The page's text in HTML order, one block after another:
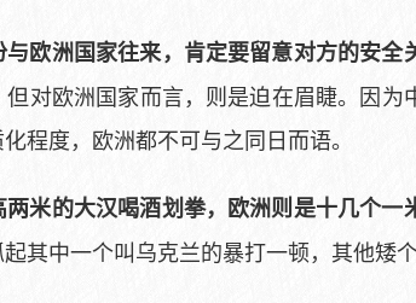
欧洲国家往来，肯定要留意对方的安全
对欧洲国家而言，则是迫在眉睫。因为
程度，欧洲都不可与之同日而语。
米的大汉喝酒划拳，欧洲则是十几个
其中一个叫乌克兰的暴打一顿，其他矮